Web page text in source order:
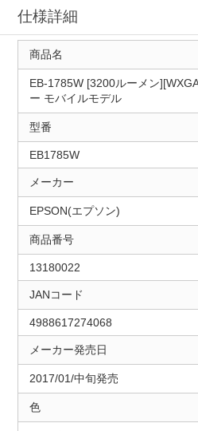
仕様詳細
商品名
EB-1785W [3200ルーメン
ー モバイルモデル
型番
EB1785W
メーカー
EPSON(エプソン)
商品番号
13180022
JANコード
4988617274068
メーカー発売日
2017/01/中旬発売
色